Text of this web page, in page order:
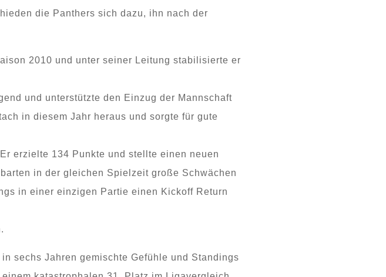
die Panthers sich dazu, ihn nach der
2010 und unter seiner Leitung stabilisierte er
und unterstützte den Einzug der Mannschaft
in diesem Jahr heraus und sorgte für gute
erzielte 134 Punkte und stellte einen neuen
in der gleichen Spielzeit große Schwächen
in einer einzigen Partie einen Kickoff Return
sechs Jahren gemischte Gefühle und Standings